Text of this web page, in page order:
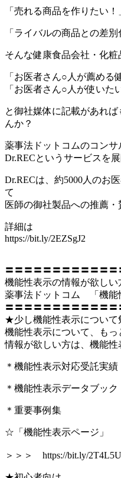
「売れる商品を作りたい！
「ライバルの商品との差
そんな健康食品会社・化
「お医者さん○人が薦める
「お医者さん○人が使いた
と御社媒体に記載があれ
んか？
薬事法ドットコムのコン
Dr.RECというサービスを展
Dr.RECは、約5000人のお
て
医師の御社製品への推薦・
詳細は
https://bit.ly/2EZSgJ2
〓〓〓〓〓〓〓〓〓〓〓
機能性表示の情報が欲しい
薬事法ドットコム 「機能
〓〓〓〓〓〓〓〓〓〓〓
★少し機能性表示について
機能性表示について、もっ
情報が欲しい方は、機能性
＊機能性表示対応受託実績
＊機能性表示データブック
＊重要事例集
☆「機能性表示ページ」
＞＞＞ https://bit.ly/